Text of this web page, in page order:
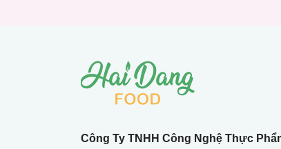
Công Ty TNHH Công Nghệ Thực